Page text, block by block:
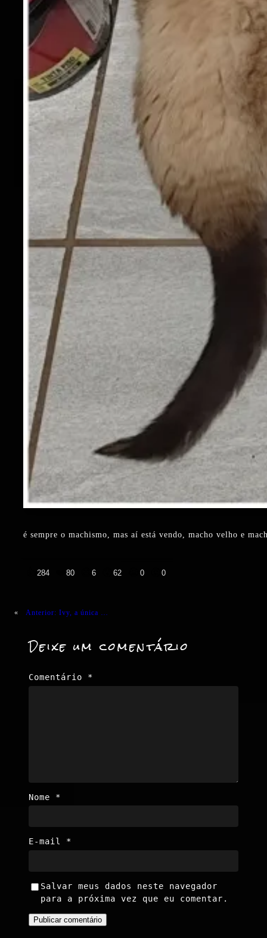
é sempre o machismo, mas aí está vendo, macho velho e
284 80 6 62 0 0
« Anterior: Ivy, a única …
Deixe um comentário
Comentário *
Nome *
E-mail *
Salvar meus dados neste navegador
para a próxima vez que eu comentar.